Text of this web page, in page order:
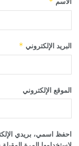
البريد الإلكتروني *
الموقع الإلكتروني
احفظ اسمي، بريدي